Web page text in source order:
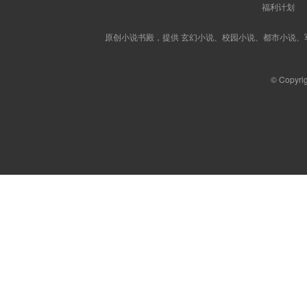
福利计划
原创小说书殿，提供 玄幻小说、校园小说、都市小说
©